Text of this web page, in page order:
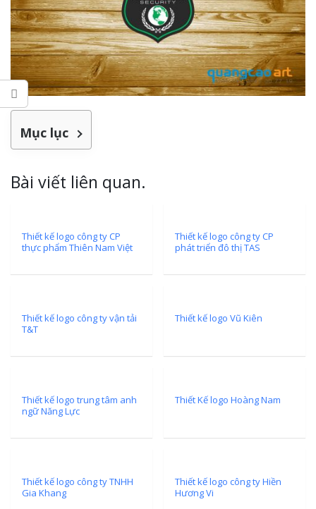
Mục lục
Bài viết liên quan.
Thiết kế logo công ty CP
thực phẩm Thiên Nam Việt
Thiết kế logo công ty CP
phát triển đô thị TAS
Thiết kế logo công ty vận tải
T&T
Thiết kế logo Vũ Kiên
Thiết kế logo trung tâm anh
ngữ Năng Lực
Thiết Kế logo Hoàng Nam
Thiết kế logo công ty TNHH
Gia Khang
Thiết kế logo công ty Hiền
Hương Vi
Nghệ An
homestay chất lượng
Làm biển
tóc Thuận An
Thi công
Nghệ An giá
Nghệ An Nâng Tầm
Làm Biển
Quả
Làm Hộp
Cáo Tại Vinh Giá Rẻ